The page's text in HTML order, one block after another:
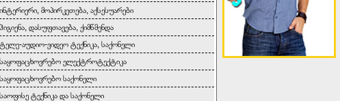
ინტერიერი, მოპირკეთება, აქსესუარები
ჰიგიენა, დასუფთავება, ქიმწმენდა
ტელე-აუდიო-ვიდეო ტექნიკა, საქონელი
საყოფაცხოვრებო ელექტროტექტიკა
საყოფაცხოვრებო საქონელი
საოფისე ტექნიკა და საქონელი